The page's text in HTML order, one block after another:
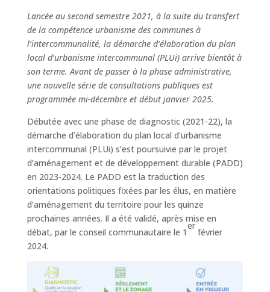
Lancée au second semestre 2021, à la suite du transfert
de la compétence urbanisme des communes à
l’intercommunalité, la démarche d’élaboration du plan
local d’urbanisme intercommunal (PLUi) arrive bientôt à
son terme. Avant de passer à la phase administrative,
une nouvelle série de consultations publiques est
programmée mi-décembre et début janvier 2025.
Débutée avec une phase de diagnostic (2021-22), la
démarche d’élaboration du plan local d’urbanisme
intercommunal (PLUi) s’est poursuivie par le projet
d’aménagement et de développement durable (PADD)
en 2023-2024. Le PADD est la traduction des
orientations politiques fixées par les élus, en matière
d’aménagement du territoire pour les quinze
prochaines années. Il a été validé, après mise en
débat, par le conseil communautaire le 1
er
février
2024.